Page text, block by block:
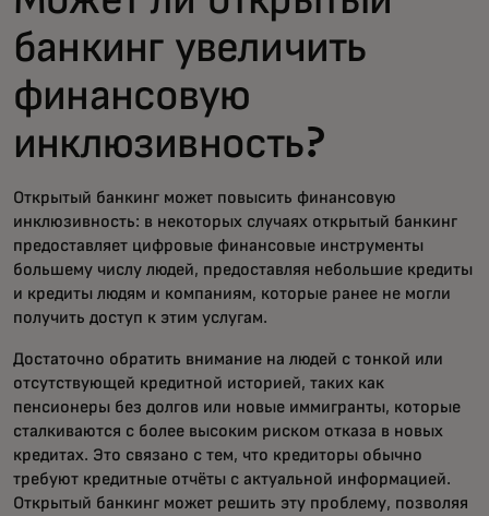
банкинг увеличить
финансовую
инклюзивность?
Открытый банкинг может повысить финансовую
инклюзивность: в некоторых случаях открытый банкинг
предоставляет цифровые финансовые инструменты
большему числу людей, предоставляя небольшие кредиты
и кредиты людям и компаниям, которые ранее не могли
получить доступ к этим услугам.
Достаточно обратить внимание на людей с тонкой или
отсутствующей кредитной историей, таких как
пенсионеры без долгов или новые иммигранты, которые
сталкиваются с более высоким риском отказа в новых
кредитах. Это связано с тем, что кредиторы обычно
требуют кредитные отчёты с актуальной информацией.
Открытый банкинг может решить эту проблему, позволяя